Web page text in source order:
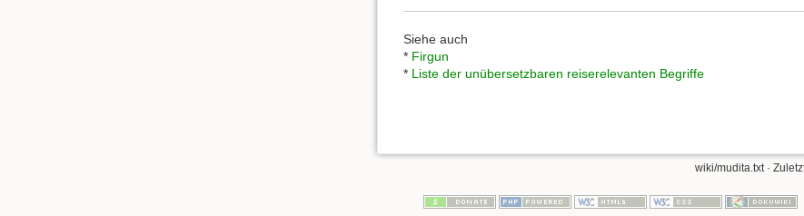
Siehe auch
* Firgun
* Liste der unübersetzbaren reiserelevanten Begriffe
wiki/mudita.txt·